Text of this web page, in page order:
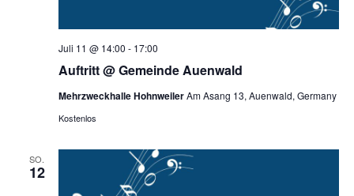
Auftritt @ Gemeinde Auenwald
Juli 11 @ 14:00 - 17:00
Mehrzweckhalle HohnweilerAm Asang 13, Auenwald, Germany
Kostenlos
SO.
12